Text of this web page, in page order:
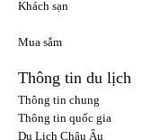
Khách sạn
Mua sắm
Thông tin du lịch
Thông tin chung
Thông tin quốc gia
Du Lịch Châu Âu